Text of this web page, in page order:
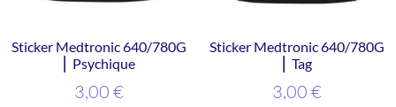
Sticker Medtronic 640/780G
⎜ Psychique
3,00 €
Sticker Medtronic 640/780G
⎜ Tag
3,00 €